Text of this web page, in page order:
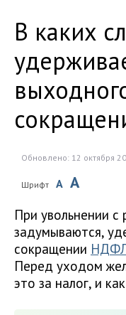
В каких
Обновлено: 12 октября
Шрифт A A
При увольнении с
задумываются,
сокращении НДФЛ
Перед уходом
это за налог, и